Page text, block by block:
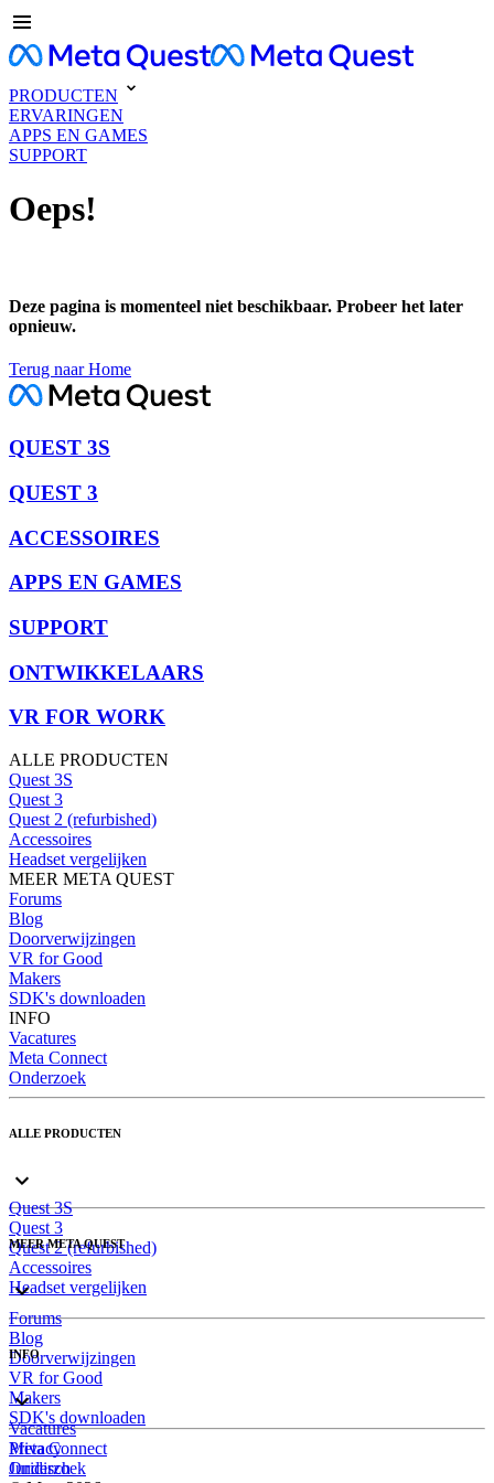
PRODUCTEN
ERVARINGEN
APPS EN GAMES
SUPPORT
Oeps!
Deze pagina is momenteel niet beschikbaar. Probeer het later
opnieuw.
Terug naar Home
QUEST 3S
QUEST 3
ACCESSOIRES
APPS EN GAMES
SUPPORT
ONTWIKKELAARS
VR FOR WORK
ALLE PRODUCTEN
Quest 3S
Quest 3
Quest 2 (refurbished)
Accessoires
Headset vergelijken
MEER META QUEST
Forums
Blog
Doorverwijzingen
VR for Good
Makers
SDK's downloaden
INFO
Vacatures
Meta Connect
Onderzoek
ALLE PRODUCTEN
Quest 3S
Quest 3
Quest 2 (refurbished)
Accessoires
Headset vergelijken
MEER META QUEST
Forums
Blog
Doorverwijzingen
VR for Good
Makers
SDK's downloaden
INFO
Vacatures
Meta Connect
Onderzoek
Privacy
Juridisch